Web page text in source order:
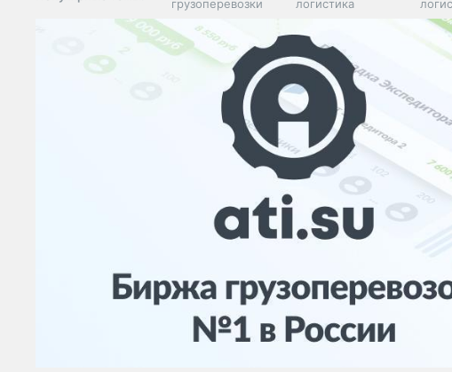
грузоперевозки
логистика
Таможня и ВЭД
грузовые
терминалы